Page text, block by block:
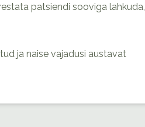
patsiendi sooviga lahkuda,
ja naise vajadusi austavat